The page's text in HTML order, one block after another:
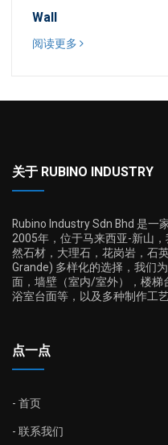
Wall
阅读更多
关于 RUBINO INDUSTRY
Rubino Industry Sdn Bhd 是一
2005年，位于马来西亚-新山
然石材，大理石，花岗岩，石
Grande) 多样化的选择，我们
面，墙壁（室内/室外），楼梯
浴室台面等，以及多种制作工艺
点一点
首页
联系我们